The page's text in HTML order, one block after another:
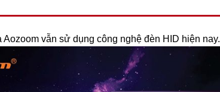
G
s
ố
l
ư
Aozoom vẫn sử dụng công nghệ đèn HID hiện nay.